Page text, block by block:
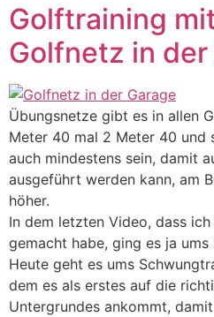
Golftraining
Golfnetz in der
Übungsnetze gibt es in allen
Meter 40 mal 2 Meter 40 und
auch mindestens sein, damit
ausgeführt werden kann, am
höher.
In dem letzten Video, dass
gemacht habe, ging es ja
Heute geht es ums
dem es als erstes auf die
Untergrundes ankommt,